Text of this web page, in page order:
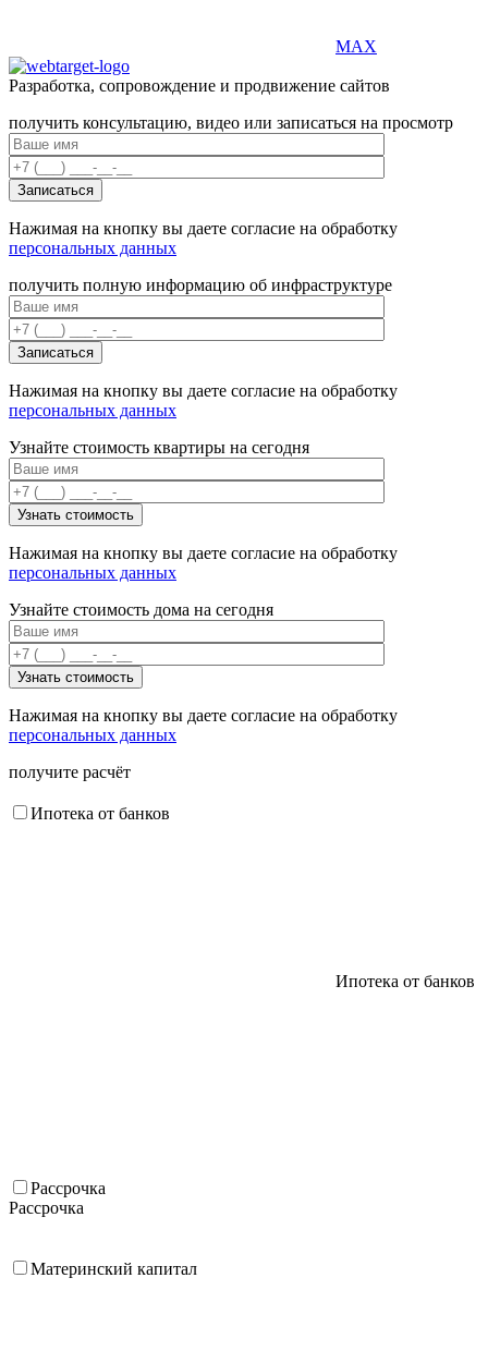
MAX
Разработка, сопровождение и продвижение сайтов
получить консультацию, видео или записаться на просмотр
Нажимая на кнопку вы даете согласие на обработку
персональных данных
получить полную информацию об инфраструктуре
Нажимая на кнопку вы даете согласие на обработку
персональных данных
Узнайте стоимость квартиры на сегодня
Нажимая на кнопку вы даете согласие на обработку
персональных данных
Узнайте стоимость дома на сегодня
Нажимая на кнопку вы даете согласие на обработку
персональных данных
получите расчёт
Ипотека от банков
Ипотека от банков
Рассрочка
Рассрочка
Материнский капитал